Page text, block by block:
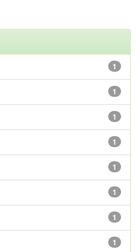
1
1
1
1
1
1
1
1